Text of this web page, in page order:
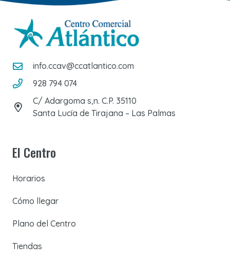
info.ccav@ccatlantico.com
928 794 074
C/ Adargoma s,n. C.P. 35110
Santa Lucía de Tirajana – Las Palmas
El Centro
Horarios
Cómo llegar
Plano del Centro
Tiendas